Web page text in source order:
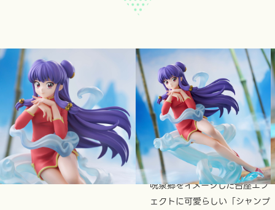
2025年11月 より順次登場
Figuarts Zero
chouette シャン
プー
¥13,200
呪泉郷をイメージした台座エフ
ェクトに可愛らしい「シャンプ